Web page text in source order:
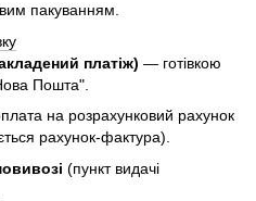
пакуванням.
платіж) — готівкою
Пошта".
на розрахунковий рахунок
рахунок-фактура).
(пункт видачі